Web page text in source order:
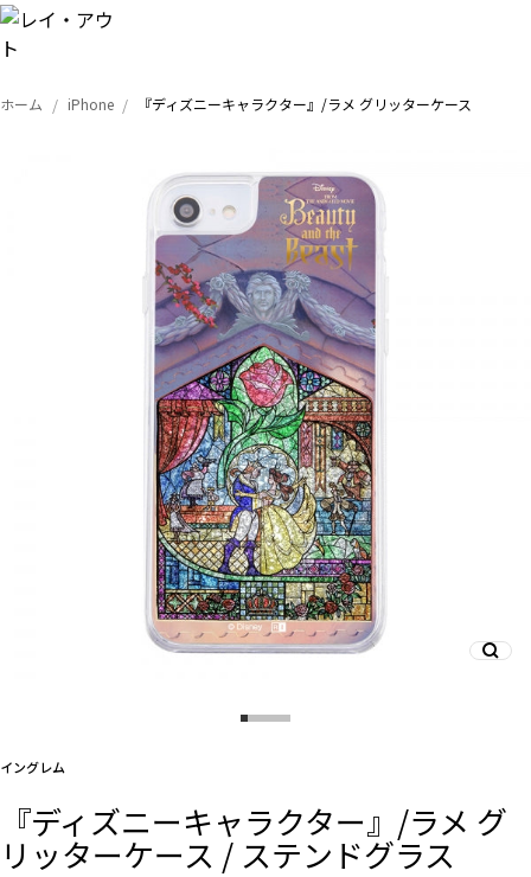
デザインから探す
事業内容
ホーム iPhone 『ディズニーキャラクター』/ラメ グリッターケース
イングレム
『ディズニーキャラクター』/ラメ グ
リッターケース / ステンドグラス